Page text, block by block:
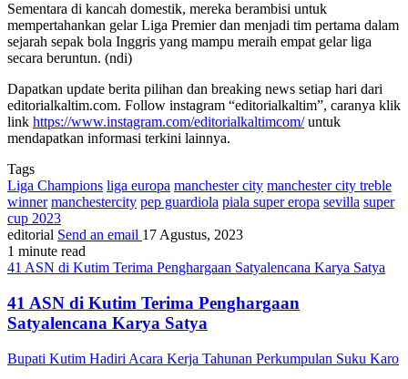
Sementara di kancah domestik, mereka berambisi untuk
mempertahankan gelar Liga Premier dan menjadi tim pertama dalam
sejarah sepak bola Inggris yang mampu meraih empat gelar liga
secara beruntun. (ndi)
Dapatkan update berita pilihan dan breaking news setiap hari dari
editorialkaltim.com. Follow instagram “editorialkaltim”, caranya klik
link https://www.instagram.com/editorialkaltimcom/untuk
mendapatkan informasi terkini lainnya.
Tags
Liga Champions liga europa manchester city manchester city treble
winner manchestercity pep guardiola piala super eropa sevilla super
cup 2023
editorial Send an email 17 Agustus, 2023
1 minute read
41 ASN di Kutim Terima Penghargaan Satyalencana Karya Satya
41 ASN di Kutim Terima Penghargaan
Satyalencana Karya Satya
Bupati Kutim Hadiri Acara Kerja Tahunan Perkumpulan Suku Karo